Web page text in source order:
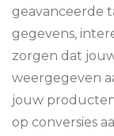
geavanceerde
gegevens,
zorgen dat
weergegeven
jouw
op conversies